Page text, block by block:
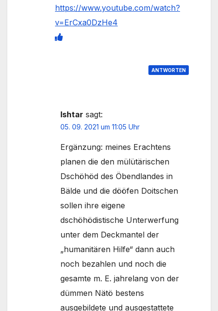
https://www.youtube.com/watch?
v=ErCxa0DzHe4
ANTWORTEN
Ishtar sagt:
05. 09. 2021 um 11:05 Uhr
Ergänzung: meines Erachtens
planen die den mülütärischen
Dschöhöd des Öbendlandes in
Bälde und die dööfen Doitschen
sollen ihre eigene
dschöhödistische Unterwerfung
unter dem Deckmantel der
„humanitären Hilfe“ dann auch
noch bezahlen und noch die
gesamte m. E. jahrelang von der
dümmen Nätö bestens
ausgebildete und ausgestattete